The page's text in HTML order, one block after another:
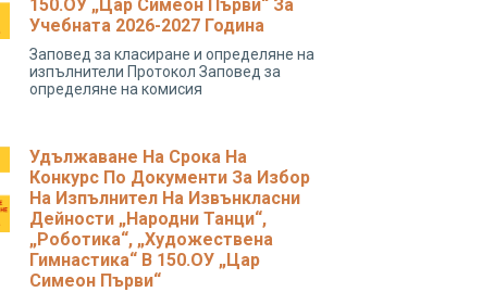
150.ОУ „Цар Симеон Първи“ За
Учебната 2026-2027 Година
Заповед за класиране и определяне на
изпълнители Протокол Заповед за
определяне на комисия
Удължаване На Срока На
Конкурс По Документи За Избор
На Изпълнител На Извънкласни
Дейности „народни Танци“,
„роботика“, „художествена
Гимнастика“ В 150.ОУ „Цар
Симеон Първи“